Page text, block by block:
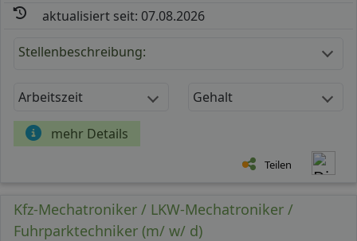
aktualisiert seit: 07.08.2026
Stellenbeschreibung:
Arbeitszeit Gehalt
mehr Details
Teilen
Kfz-Mechatroniker / LKW-Mechatroniker /
Fuhrparktechniker (m/ w/ d)